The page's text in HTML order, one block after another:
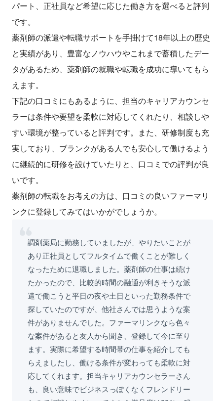
パート、正社員など希望に応じた働き方を選べると評判
です。
薬剤師の派遣や転職サポートを手掛けて18年以上の歴史
と実績があり、豊富なノウハウやこれまで蓄積したデー
タがあるため、薬剤師の就職や転職を成功に導いてもら
えます。
下記の口コミにもあるように、担当のキャリアカウンセ
ラーは条件や要望を柔軟に対応してくれたり、相談しや
すい環境が整っていると評判です。また、研修制度も充
実しており、ブランクがある人でも安心して働けるよう
に継続的に研修を設けていたりと、口コミでの評判が良
いです。
薬剤師の転職をお考えの方は、口コミの良いファーマリ
ンクに登録してみてはいかがでしょうか。
調剤薬局に勤務していましたが、やりたいことが
あり正社員としてフルタイムで働くことが難しく
なったために退職しました。薬剤師の仕事は続け
たかったので、比較的時間の融通が利きそうな派
遣で働こうと平日の夜や土日といった勤務条件で
探していたのですが、他社さんでは思うような案
件がありませんでした。ファーマリンクなら色々
な案件があると友人から聞き、登録して今に至り
ます。実際に希望する時間帯の仕事を紹介しても
らえましたし、働ける条件が変わっても柔軟に対
応してくれます。担当キャリアカウンセラーさん
も、良い意味でビジネスっぽくなくフレンドリー